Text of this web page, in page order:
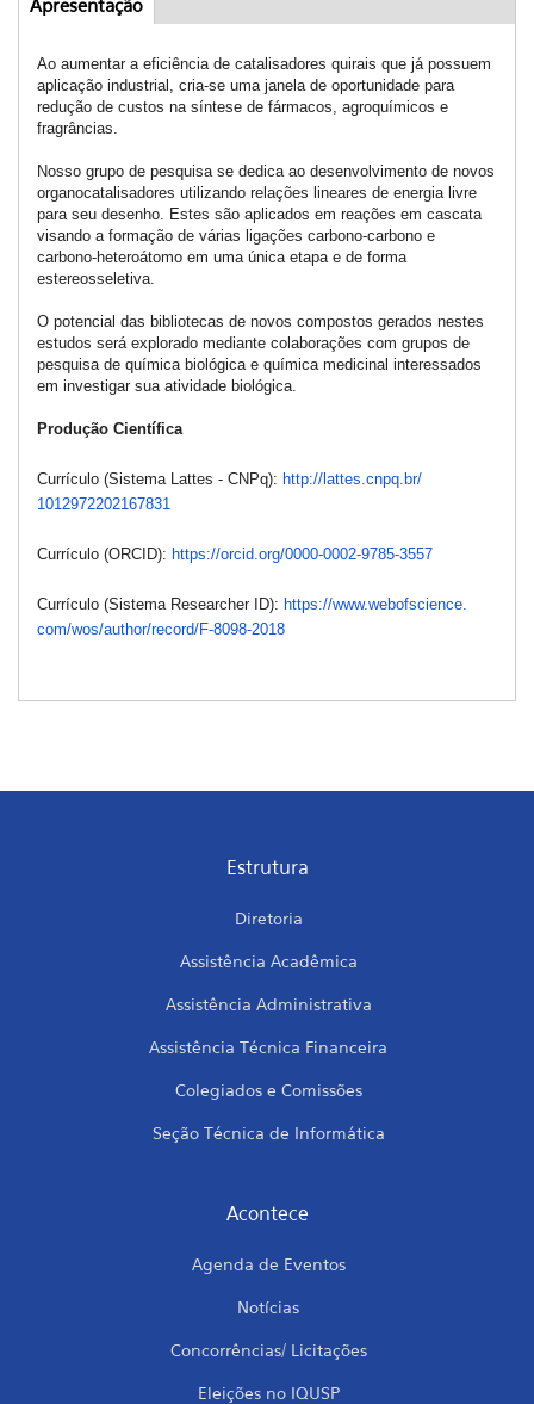
Abas
ativa)
Ao aumentar a eficiência de catalisadores quirais que já possuem
aplicação industrial, cria-se uma janela de oportunidade para
redução de custos na síntese de fármacos, agroquímicos e
fragrâncias.
Nosso grupo de pesquisa se dedica ao desenvolvimento de novos
organocatalisadores utilizando relações lineares de energia livre
para seu desenho. Estes são aplicados em reações em cascata
visando a formação de várias ligações carbono-carbono e
carbono-heteroátomo em uma única etapa e de forma
estereosseletiva.
O potencial das bibliotecas de novos compostos gerados nestes
estudos será explorado mediante colaborações com grupos de
pesquisa de química biológica e química medicinal interessados
em investigar sua atividade biológica.
Produção Científica
Currículo (Sistema Lattes - CNPq): http://lattes.cnpq.br/
1012972202167831
Currículo (ORCID): https://orcid.org/0000-0002-9785-3557
Currículo (Sistema Researcher ID): https://www.webofscience.
com/wos/author/record/F-8098-2018
Estrutura
Diretoria
Assistência Acadêmica
Assistência Administrativa
Assistência Técnica Financeira
Colegiados e Comissões
Seção Técnica de Informática
Acontece
Agenda de Eventos
Notícias
Concorrências/ Licitações
Eleições no IQUSP